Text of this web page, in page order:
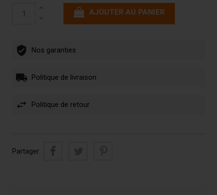
AJOUTER AU PANIER
Nos garanties
Politique de livraison
Politique de retour
Partager